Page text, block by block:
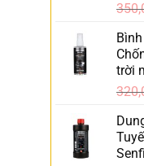
trời